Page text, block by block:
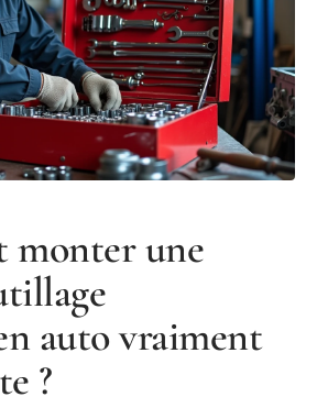
monter une
auto vraiment
?